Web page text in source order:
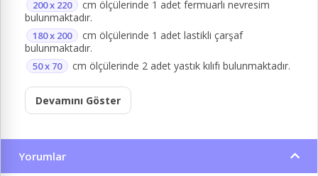
200 x 220
cm ölçülerinde 1 adet fermuarlı nevresim
bulunmaktadır.
180 x 200
cm ölçülerinde 1 adet lastikli çarşaf
bulunmaktadır.
50 x 70 cm ölçülerinde 2 adet yastık kılıfı bulunmaktadır.
Devamını Göster
Yorumlar